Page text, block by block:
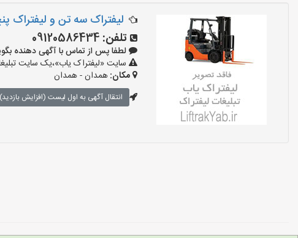
لیفتراک سه تن و لیفتراک
تلفن: 09120586434
لطفا پس از تماس با آگهی دهنده بگویید:
سایت «لیفتراک یاب»،یک سایت
مکان:همدان - همدان
انتقال آگهی به اول لیست (افزایش بازدید)